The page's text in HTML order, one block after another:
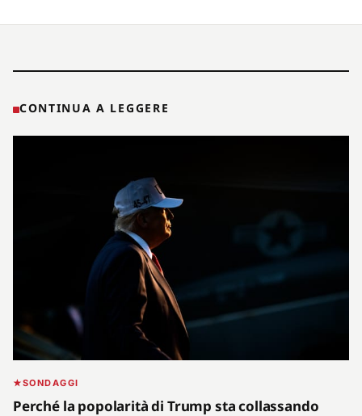
CONTINUA A LEGGERE
SONDAGGI
Perché la popolarità di Trump sta collassando